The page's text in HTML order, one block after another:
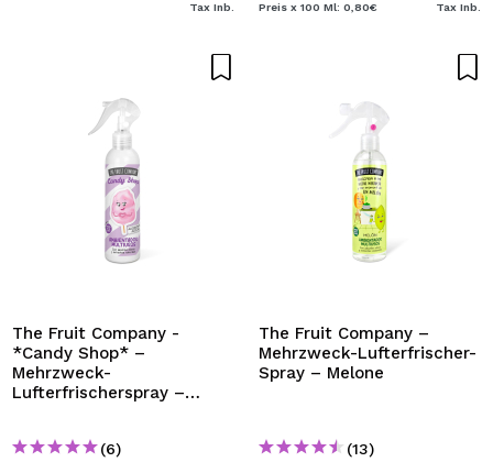
Tax Inb. Preis x 100 Ml: 0,80€ Tax Inb.
The Fruit Company -
*Candy Shop* –
Mehrzweck-
Lufterfrischerspray –
(6)
The Fruit Company –
Mehrzweck-Lufterfrischer-
Spray – Melone
(13)